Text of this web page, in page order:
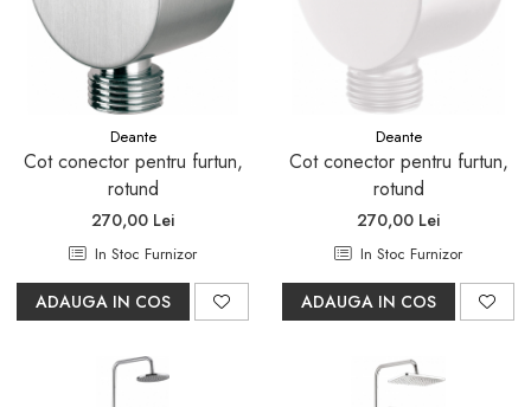
Deante
Cot conector pentru furtun,
rotund
270,00 Lei
In Stoc Furnizor
ADAUGA IN COS
Deante
Cot conector pentru furtun,
rotund
270,00 Lei
In Stoc Furnizor
ADAUGA IN COS